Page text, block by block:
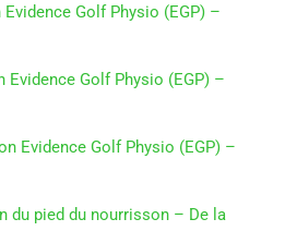
Golf Physio (EGP) –
Evidence Golf Physio (EGP) –
Evidence Golf Physio (EGP) –
du pied du nourrisson – De la